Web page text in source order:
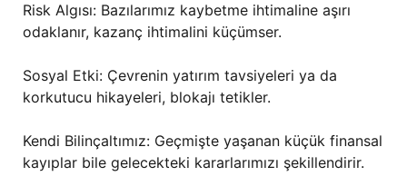
Risk Algısı: Bazılarımız kaybetme ihtimaline aşırı
odaklanır, kazanç ihtimalini küçümser.
Sosyal Etki: Çevrenin yatırım tavsiyeleri ya da
korkutucu hikayeleri, blokajı tetikler.
Kendi Bilinçaltımız: Geçmişte yaşanan küçük finansal
kayıplar bile gelecekteki kararlarımızı şekillendirir.